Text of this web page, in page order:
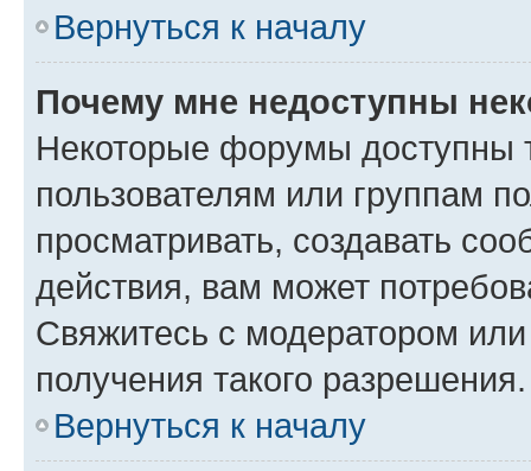
Вернуться к началу
Почему мне недоступны
Некоторые форумы доступны
пользователям или группам
просматривать, создавать
действия, вам может
Свяжитесь с модератором
получения такого разрешения.
Вернуться к началу